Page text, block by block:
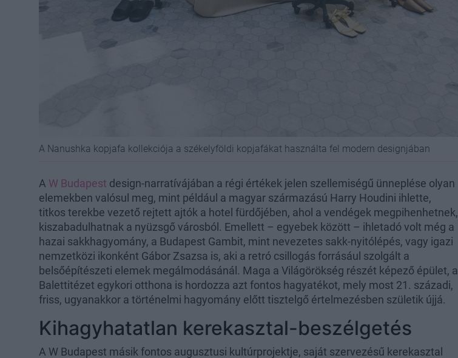
A Nanushka kopjafa kollekciója a székelyföldi kopjafákat használta fel modern designjában
A W Budapest design-narratívájában a régi értékek jelen szellemiségű ünneplése olyan
elemekben valósul meg, mint például a magyar származású Harry Houdini ihlette,
titkos terekbe vezető rejtett ajtók a hotel fürdőjében, ahol a vendégek megpihenhetnek,
kiszabadulhatnak a nyüzsgő városból. Emellett – egyebek között – ihletadó volt még a
hazai sakkhagyomány, a Budapest Gambit, mint nevezetes sakk-nyitólépés, vagy igazi
nemzetközi ikonként Gábor Zsazsa is, aki a retró csillogás forrásául szolgált a
belsőépítészeti elemek megálmodásánál. Maga a Világörökség részét képező épület, a
Balettitézet egykori otthona is hordozza azt fontos hagyatékot, mely most 21. századi,
friss, ugyanakkor a történelmi hagyomány előtt tisztelgő értelmezésben születik újjá.
Kihagyhatatlan kerekasztal-beszélgetés
A W Budapest másik fontos augusztusi kultúrprojektje, saját szervezésű kerekasztal